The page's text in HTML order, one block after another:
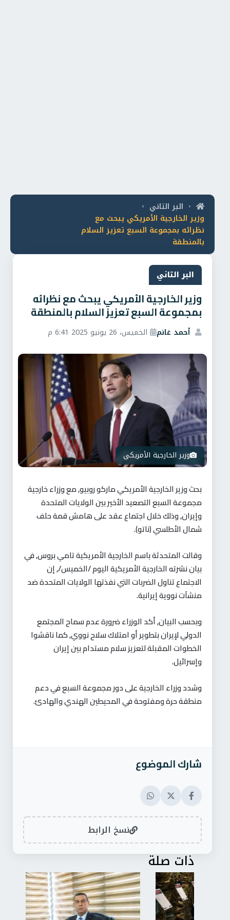
• البر التاني •
وزير الخارجية الأمريكي يبحث مع
نظرائه بمجموعة السبع تعزيز السلام
بالمنطقة
البر التاني
وزير الخارجية الأمريكي يبحث مع نظرائه
بمجموعة السبع تعزيز السلام بالمنطقة
أحمد غانم الخميس، 26 يونيو 2025 6:41 م
وزير الخارجية الأمريكي
بحث وزير الخارجية الأمريكي ماركو روبيو, مع وزراء خارجية
مجموعة السبع التصعيد الأخير بين الولايات المتحدة
وإيران, وذلك خلال اجتماع عقد على هامش قمة حلف
شمال الأطلسي (ناتو).
وقالت المتحدثة باسم الخارجية الأمريكية تامي بروس, في
بيان نشرته الخارجية الأمريكية اليوم /الخميس/, إن
الاجتماع تناول الضربات التي نفذتها الولايات المتحدة ضد
منشآت نووية إيرانية.
وبحسب البيان, أكد الوزراء ضرورة عدم سماح المجتمع
الدولي لإيران بتطوير أو امتلاك سلاح نووي, كما ناقشوا
الخطوات المقبلة لتعزيز سلام مستدام بين إيران
وإسرائيل.
وشدد وزراء الخارجية على دور مجموعة السبع في دعم
منطقة حرة ومفتوحة في المحيطين الهندي والهادئ.
شارك الموضوع
نسخ الرابط
ذات صلة